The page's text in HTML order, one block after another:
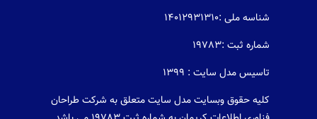
شناسه ملی :14012931310
شماره ثبت :19783
تاسیس مدل سایت : 1399
کلیه حقوق وبسایت مدل سایت متعلق به شرکت طراحان